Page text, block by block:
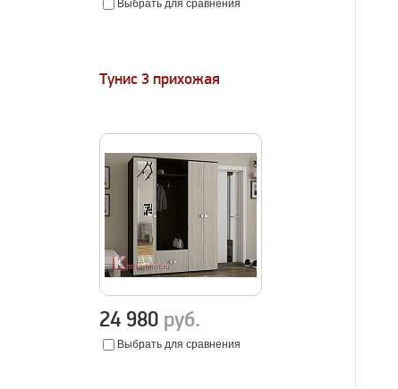
Выбрать для сравнения
Тунис 3 прихожая
24 980 руб.
Выбрать для сравнения